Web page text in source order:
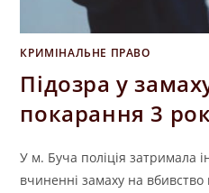
КРИМІНАЛЬНЕ ПРАВО
Підозра у
покарання 3
У м. Буча поліція затримала
вчиненні замаху на